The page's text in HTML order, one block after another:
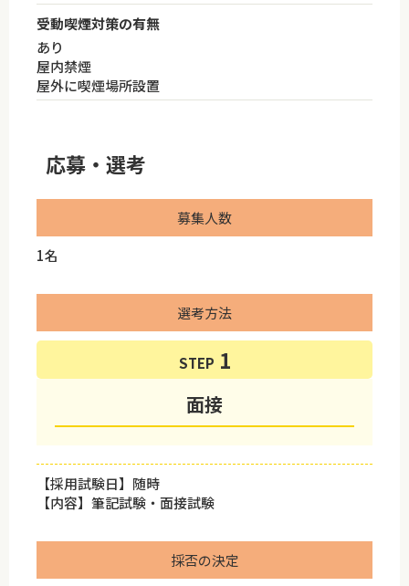
受動喫煙対策の有無
あり
屋内禁煙
屋外に喫煙場所設置
応募・選考
募集人数
1名
選考方法
STEP
面接
【採用試験日】随時
【内容】筆記試験・面接試験
採否の決定